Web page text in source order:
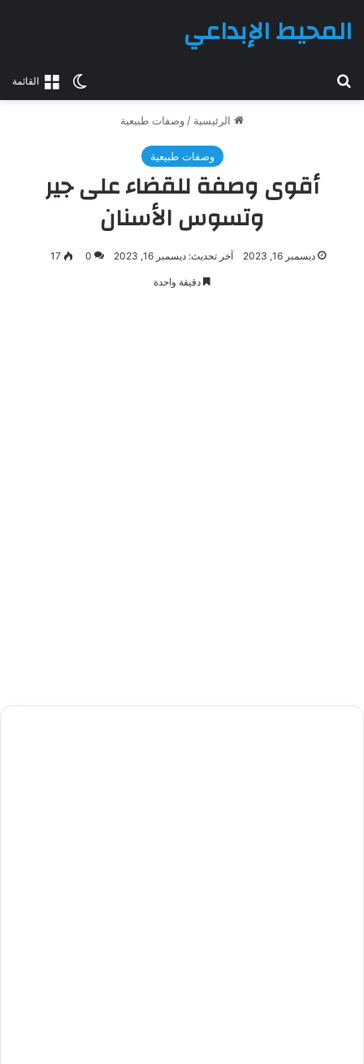
القائمةالوضع
المحيط الإبداعي
الرئيسية / وصفات طبيعية
وصفات طبيعية
أقوى وصفة للقضاء على جير
وتسوس الأسنان
ديسمبر 16, 2023 آخر تحديث: ديسمبر 16, 2023 0
17
دقيقة واحدة